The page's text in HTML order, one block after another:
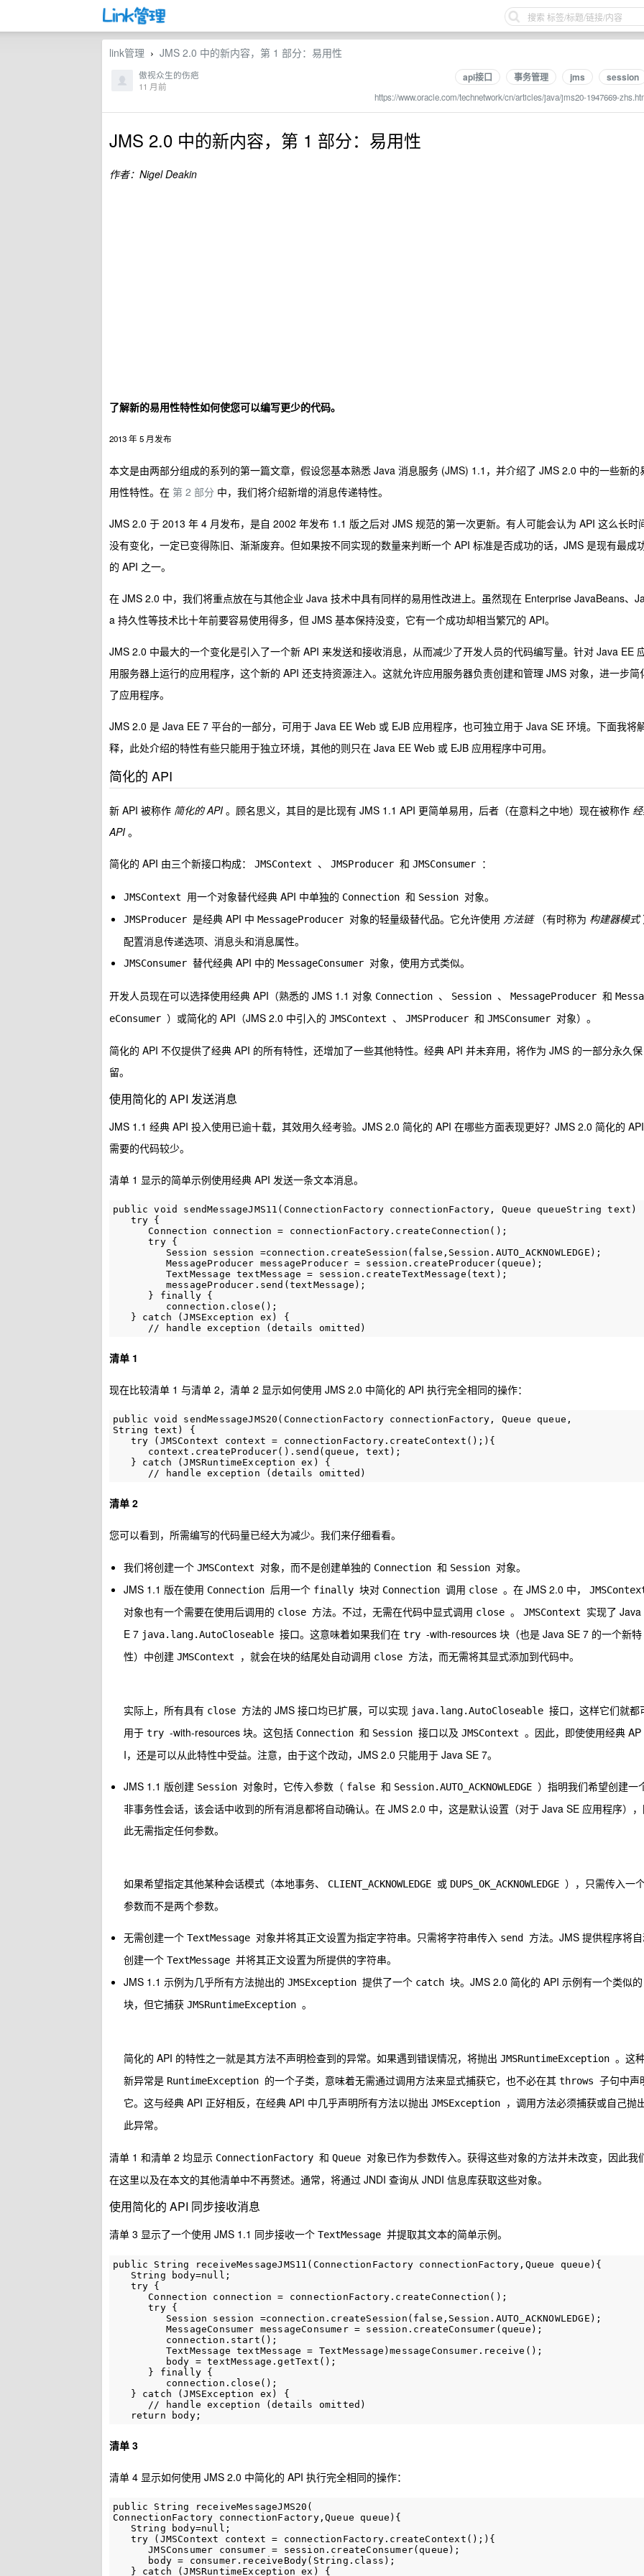
link管理 › JMS 2.0 中的新内容，第 1 部分：易用性
api接口 事务管理 jms session
https://www.oracle.com/technetwork/cn/articles/java/jms20-1947669-
傲视众生的伤疤
11 月前
JMS 2.0 中的新内容，第 1 部分：易用性
作者：Nigel Deakin
了解新的易用性特性如何使您可以编写更少的代码。
2013 年 5 月发布
本文是由两部分组成的系列的第一篇文章，假设您基本熟悉 Java 消息服务 (JMS) 1.1，并介绍了 JMS 2.0 中的一些新的
用性特性。在 第 2 部分 中，我们将介绍新增的消息传递特性。
JMS 2.0 于 2013 年 4 月发布，是自 2002 年发布 1.1 版之后对 JMS 规范的第一次更新。有人可能会认为 API 这么长时
没有变化，一定已变得陈旧、渐渐废弃。但如果按不同实现的数量来判断一个 API 标准是否成功的话，JMS 是现有最成
的 API 之一。
在 JMS 2.0 中，我们将重点放在与其他企业 Java 技术中具有同样的易用性改进上。虽然现在 Enterprise JavaBeans、
a 持久性等技术比十年前要容易使用得多，但 JMS 基本保持没变，它有一个成功却相当繁冗的 API。
JMS 2.0 中最大的一个变化是引入了一个新 API 来发送和接收消息，从而减少了开发人员的代码编写量。针对 Java EE
用服务器上运行的应用程序，这个新的 API 还支持资源注入。这就允许应用服务器负责创建和管理 JMS 对象，进一步简
了应用程序。
JMS 2.0 是 Java EE 7 平台的一部分，可用于 Java EE Web 或 EJB 应用程序，也可独立用于 Java SE 环境。下面我将
释，此处介绍的特性有些只能用于独立环境，其他的则只在 Java EE Web 或 EJB 应用程序中可用。
简化的 API
新 API 被称作 简化的 API 。顾名思义，其目的是比现有 JMS 1.1 API 更简单易用，后者（在意料之中地）现在被称作
API 。
简化的 API 由三个新接口构成： JMSContext 、 JMSProducer 和 JMSConsumer ：
JMSContext 用一个对象替代经典 API 中单独的 Connection 和 Session 对象。
JMSProducer 是经典 API 中 MessageProducer 对象的轻量级替代品。它允许使用 方法链 （有时称为 构建器模式
配置消息传递选项、消息头和消息属性。
JMSConsumer 替代经典 API 中的 MessageConsumer 对象，使用方式类似。
开发人员现在可以选择使用经典 API（熟悉的 JMS 1.1 对象 Connection 、 Session 、 MessageProducer 和
eConsumer ）或简化的 API（JMS 2.0 中引入的 JMSContext 、 JMSProducer 和 JMSConsumer 对象）。
简化的 API 不仅提供了经典 API 的所有特性，还增加了一些其他特性。经典 API 并未弃用，将作为 JMS 的一部分永久保
留。
使用简化的 API 发送消息
JMS 1.1 经典 API 投入使用已逾十载，其效用久经考验。JMS 2.0 简化的 API 在哪些方面表现更好？JMS 2.0 简化的 API
需要的代码较少。
清单 1 显示的简单示例使用经典 API 发送一条文本消息。
public void sendMessageJMS11(ConnectionFactory connectionFactory, Queue queueString text)
   try {
      Connection connection = connectionFactory.createConnection();
      try {
         Session session =connection.createSession(false,Session.AUTO_ACKNOWLEDGE);
         MessageProducer messageProducer = session.createProducer(queue);
         TextMessage textMessage = session.createTextMessage(text);
         messageProducer.send(textMessage);
      } finally {
         connection.close();
   } catch (JMSException ex) {
清单 1
现在比较清单 1 与清单 2，清单 2 显示如何使用 JMS 2.0 中简化的 API 执行完全相同的操作：
public void sendMessageJMS20(ConnectionFactory connectionFactory, Queue queue,
String text) {
   try (JMSContext context = connectionFactory.createContext();){
      context.createProducer().send(queue, text);
   } catch (JMSRuntimeException ex) {
清单 2
您可以看到，所需编写的代码量已经大为减少。我们来仔细看看。
我们将创建一个 JMSContext 对象，而不是创建单独的 Connection 和 Session 对象。
JMS 1.1 版在使用 Connection 后用一个 finally 块对 Connection 调用 close 。在 JMS 2.0 中，
对象也有一个需要在使用后调用的 close 方法。不过，无需在代码中显式调用 close 。 JMSContext 实现了 Java
E 7 java.lang.AutoCloseable 接口。这意味着如果我们在 try -with-resources 块（也是 Java SE 7 的一个新特
性）中创建 JMSContext ，就会在块的结尾处自动调用 close 方法，而无需将其显式添加到代码中。
实际上，所有具有 close 方法的 JMS 接口均已扩展，可以实现 java.lang.AutoCloseable 接口，这样它们就都
用于 try -with-resources 块。这包括 Connection 和 Session 接口以及 JMSContext 。因此，即使使用经典 AP
I，还是可以从此特性中受益。注意，由于这个改动，JMS 2.0 只能用于 Java SE 7。
JMS 1.1 版创建 Session 对象时，它传入参数（ false 和 Session.AUTO_ACKNOWLEDGE ）指明我们希望创建一
非事务性会话，该会话中收到的所有消息都将自动确认。在 JMS 2.0 中，这是默认设置（对于 Java SE 应用程序）
此无需指定任何参数。
如果希望指定其他某种会话模式（本地事务、 CLIENT_ACKNOWLEDGE 或 DUPS_OK_ACKNOWLEDGE ），只需传入一
参数而不是两个参数。
无需创建一个 TextMessage 对象并将其正文设置为指定字符串。只需将字符串传入 send 方法。JMS 提供程序将
创建一个 TextMessage 并将其正文设置为所提供的字符串。
JMS 1.1 示例为几乎所有方法抛出的 JMSException 提供了一个 catch 块。JMS 2.0 简化的 API 示例有一个类似的
块，但它捕获 JMSRuntimeException 。
简化的 API 的特性之一就是其方法不声明检查到的异常。如果遇到错误情况，将抛出 JMSRuntimeException 。这
新异常是 RuntimeException 的一个子类，意味着无需通过调用方法来显式捕获它，也不必在其 throws 子句中声
它。这与经典 API 正好相反，在经典 API 中几乎声明所有方法以抛出 JMSException
，调用方法必须捕获或自己抛
此异常。
清单 1 和清单 2 均显示 ConnectionFactory 和 Queue 对象已作为参数传入。获得这些对象的方法并未改变，因此我
在这里以及在本文的其他清单中不再赘述。通常，将通过 JNDI 查询从 JNDI 信息库获取这些对象。
使用简化的 API 同步接收消息
清单 3 显示了一个使用 JMS 1.1 同步接收一个 TextMessage 并提取其文本的简单示例。
public String receiveMessageJMS11(ConnectionFactory connectionFactory,Queue queue){
   String body=null;
   try {
      Connection connection = connectionFactory.createConnection();
      try {
         Session session =connection.createSession(false,Session.AUTO_ACKNOWLEDGE);
         MessageConsumer messageConsumer = session.createConsumer(queue);
         connection.start();
         TextMessage textMessage = TextMessage)messageConsumer.receive();
         body = textMessage.getText();
      } finally {
         connection.close();
   } catch (JMSException ex) {
      // handle exception (details omitted)
清单 3
清单 4 显示如何使用 JMS 2.0 中简化的 API 执行完全相同的操作：
public String receiveMessageJMS20(
ConnectionFactory connectionFactory,Queue queue){
   String body=null;
   try (JMSContext context = connectionFactory.createContext();){
      JMSConsumer consumer = session.createConsumer(queue);
      body = consumer.receiveBody(String.class);
   } catch (JMSRuntimeException ex) {